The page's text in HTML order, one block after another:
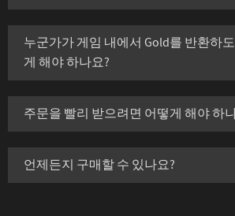
누군가가 게임 내에서 Gold를 반환하
게 해야 하나요?
주문을 빨리 받으려면 어떻게 해야 하
언제든지 구매할 수 있나요?